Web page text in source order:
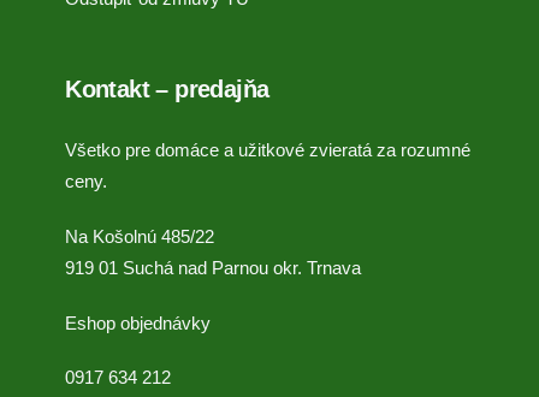
Kontakt – predajňa
Všetko pre domáce a užitkové zvieratá za rozumné
ceny.
Na Košolnú 485/22
919 01 Suchá nad Parnou okr. Trnava
Eshop objednávky
0917 634 212